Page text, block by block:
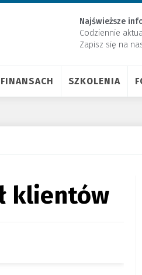
Najświeższe
Codziennie
Zapisz się na
SZKOLENIA
klientów